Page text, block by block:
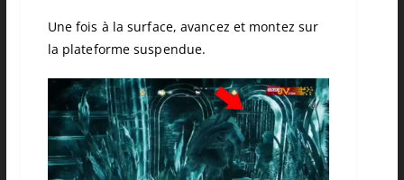
Une fois à la surface, avancez et montez sur
la plateforme suspendue.